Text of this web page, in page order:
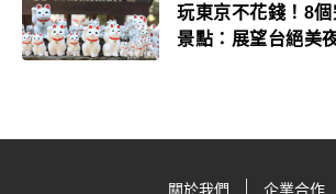
玩東京不花錢！8
景點：展望台絕美
關於我們 企業合作